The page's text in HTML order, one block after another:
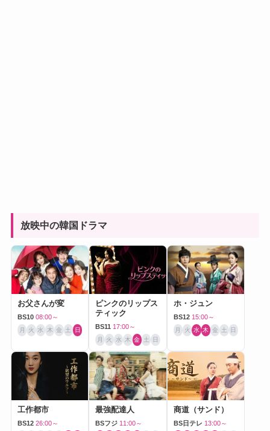
放映中の韓国ドラマ
お父さんが変
BS10 08:00～
月 火 水 木 金 土 日
ピンクのリップス
ティック
BS11 17:00～
月 火 水 木 金 土 日
ホ・ジュン
BS12 15:00～
月 火 水 木 金 土 日
工作都市
BS12 26:00～
最強配達人
BSフジ 11:00～
商道（サンド）
BS日テレ 13:00～